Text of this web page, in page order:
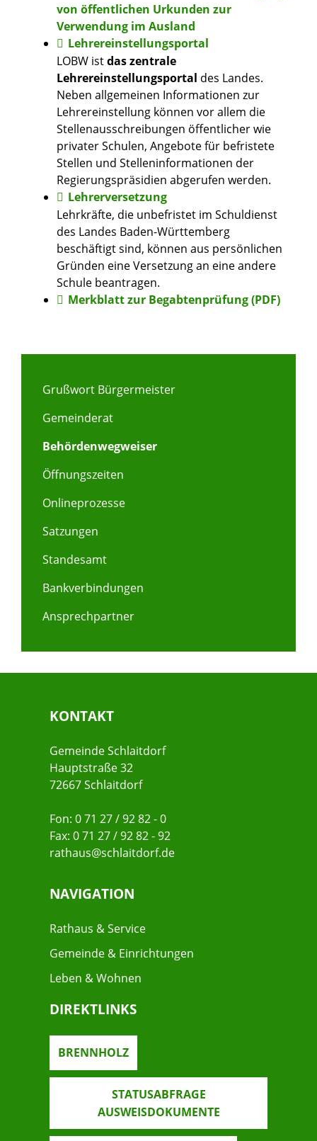
von öffentlichen Urkunden zur
Verwendung im Ausland
Lehrereinstellungsportal
LOBW istdas zentrale
Lehrereinstellungsportal des Landes.
Neben allgemeinen Informationen zur
Lehrereinstellung können vor allem die
Stellenausschreibungen öffentlicher wie
privater Schulen, Angebote für befristete
Stellen und Stelleninformationen der
Regierungspräsidien abgerufen werden.
Lehrerversetzung
Lehrkräfte, die unbefristet im Schuldienst
des Landes Baden-Württemberg
beschäftigt sind, können aus persönlichen
Gründen eine Versetzung an eine andere
Schule beantragen.
Merkblatt zur Begabtenprüfung (PDF)
Grußwort Bürgermeister
Gemeinderat
Behördenwegweiser
Öffnungszeiten
Onlineprozesse
Satzungen
Standesamt
Bankverbindungen
Ansprechpartner
KONTAKT
Gemeinde Schlaitdorf
Hauptstraße 32
72667 Schlaitdorf
Fon: 0 71 27 / 92 82 - 0
Fax: 0 71 27 / 92 82 - 92
rathaus@schlaitdorf.de
NAVIGATION
Rathaus & Service
Gemeinde & Einrichtungen
Leben & Wohnen
DIREKTLINKS
BRENNHOLZ
STATUSABFRAGE
AUSWEISDOKUMENTE